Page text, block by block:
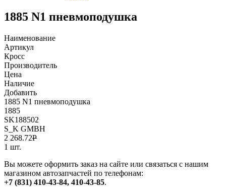
1885 N1 пневмоподушка
Наименование
Артикул
Кросс
Производитель
Цена
Наличие
Добавить
1885 N1 пневмоподушка
1885
SK188502
S_K GMBH
2 268.72Р
1 шт.
Вы можете оформить заказ на сайте или связаться с нашим
магазином автозапчастей по телефонам:
+7 (831) 410-43-84, 410-43-85.